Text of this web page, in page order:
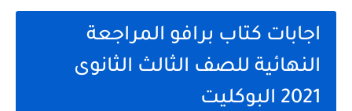
اجابات كتاب برافو المراجعة
النهائية للصف الثالث الثانوى
2021 البوكليت